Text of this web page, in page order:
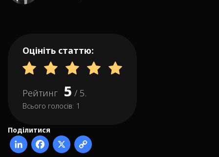
Оцініть статтю:
Рейтинг 5 / 5.
Всього голосів: 1
Поділитися